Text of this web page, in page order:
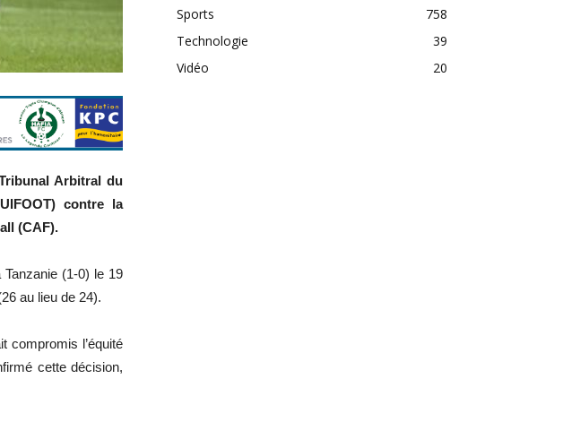
Arbitral du
contre la
(CAF).
(1-0) le 19
au lieu de 24).
compromis l’équité
cette décision,
Sports
758
Technologie
39
Vidéo
20